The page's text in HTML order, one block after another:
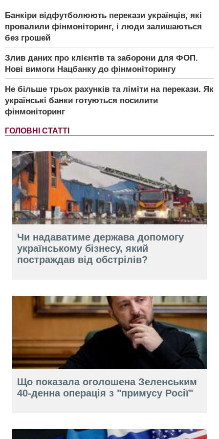
Банкіри відфутболюють перекази українців, які
провалили фінмоніторинг, і люди залишаються
без грошей
Злив даних про клієнтів та заборони для ФОП.
Нові вимоги Нацбанку до фінмоніторингу
Не більше трьох рахунків та ліміти на перекази. Як
українські банки готуються посилити
фінмоніторинг
ГОЛОВНІ СТАТТІ
Чи надаватиме держава допомогу
українському бізнесу, який
постраждав від обстрілів?
Що показала оголошена Зеленським
40-денна операція з "примусу Росії"